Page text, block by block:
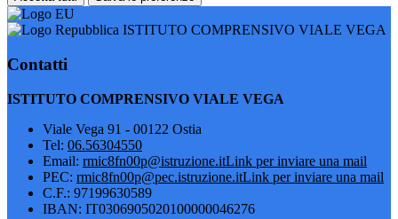
ISTITUTO COMPRENSIVO VIALE VEGA
Contatti
ISTITUTO COMPRENSIVO VIALE VEGA
Viale Vega 91 - 00122 Ostia
Tel: 06.56304550
Email: rmic8fn00p@istruzione.itLink per inviare una mail
PEC: rmic8fn00p@pec.istruzione.itLink per inviare una mail
C.F.: 97199630589
IBAN: IT0306905020100000046276